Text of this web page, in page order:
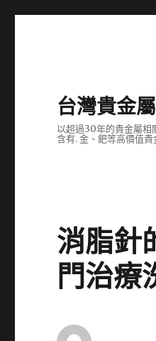
台灣貴金
以超過30年的貴金屬相
含有. 金、鈀等高價值貴
消脂針
門治療